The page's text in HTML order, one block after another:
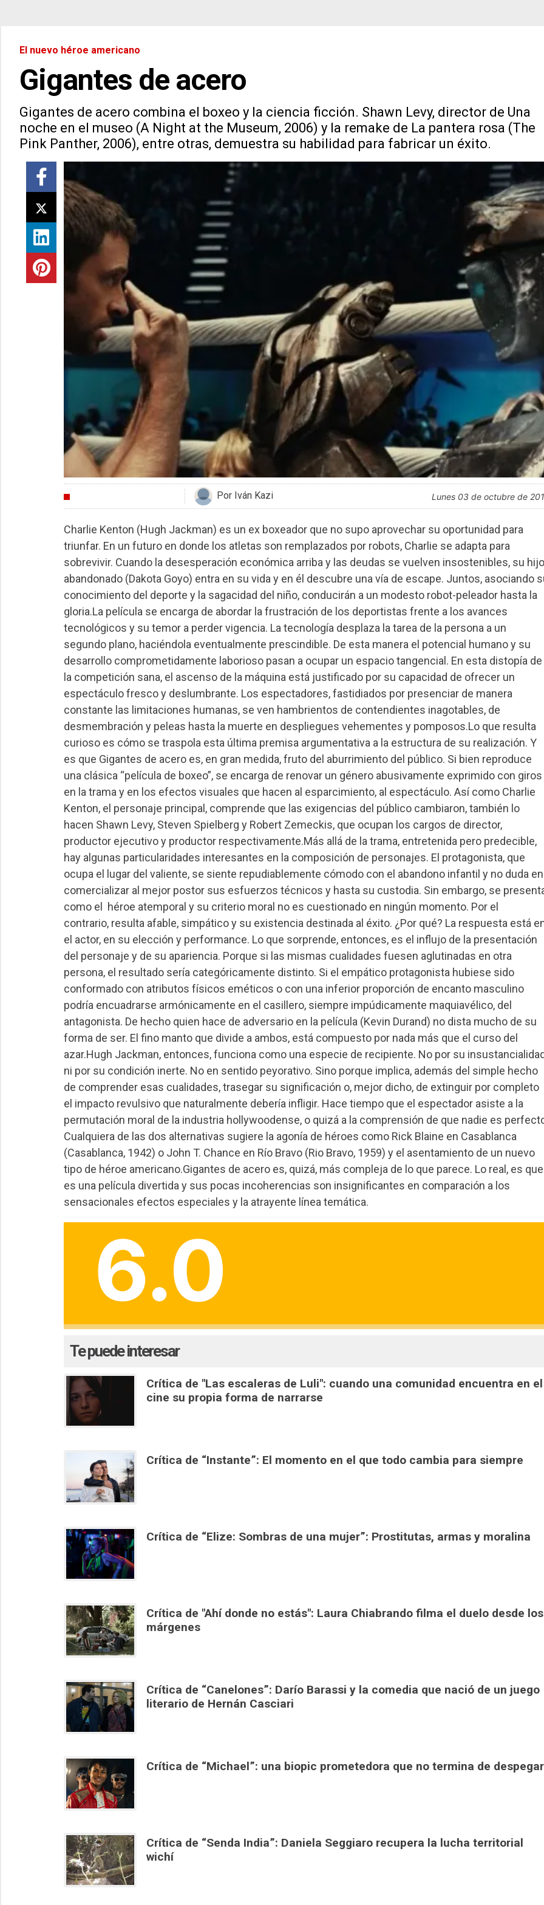
El nuevo héroe americano
Gigantes de acero
Gigantes de acero combina el boxeo y la ciencia ficción. Shawn Levy, director de Una
noche en el museo (A Night at the Museum, 2006) y la remake de La pantera rosa (The
Pink Panther, 2006), entre otras, demuestra su habilidad para fabricar un éxito.
Por Iván Kazi lunes 03 de octubre de
Charlie Kenton (Hugh Jackman) es un ex boxeador que no supo aprovechar su oportunidad para
triunfar. En un futuro en donde los atletas son remplazados por robots, Charlie se adapta para
sobrevivir. Cuando la desesperación económica arriba y las deudas se vuelven insostenibles, su hijo
abandonado (Dakota Goyo) entra en su vida y en él descubre una vía de escape. Juntos, asociando
conocimiento del deporte y la sagacidad del niño, conducirán a un modesto robot-peleador hasta la
gloria.La película se encarga de abordar la frustración de los deportistas frente a los avances
tecnológicos y su temor a perder vigencia. La tecnología desplaza la tarea de la persona a un
segundo plano, haciéndola eventualmente prescindible. De esta manera el potencial humano y su
desarrollo comprometidamente laborioso pasan a ocupar un espacio tangencial. En esta distopía de
la competición sana, el ascenso de la máquina está justificado por su capacidad de ofrecer un
espectáculo fresco y deslumbrante. Los espectadores, fastidiados por presenciar de manera
constante las limitaciones humanas, se ven hambrientos de contendientes inagotables, de
desmembración y peleas hasta la muerte en despliegues vehementes y pomposos.Lo que resulta
curioso es cómo se traspola esta última premisa argumentativa a la estructura de su realización. Y
es que Gigantes de acero es, en gran medida, fruto del aburrimiento del público. Si bien reproduce
una clásica “película de boxeo”, se encarga de renovar un género abusivamente exprimido con giros
en la trama y en los efectos visuales que hacen al esparcimiento, al espectáculo. Así como Charlie
Kenton, el personaje principal, comprende que las exigencias del público cambiaron, también lo
hacen Shawn Levy, Steven Spielberg y Robert Zemeckis, que ocupan los cargos de director,
productor ejecutivo y productor respectivamente.Más allá de la trama, entretenida pero predecible,
hay algunas particularidades interesantes en la composición de personajes. El protagonista, que
ocupa el lugar del valiente, se siente repudiablemente cómodo con el abandono infantil y no duda en
comercializar al mejor postor sus esfuerzos técnicos y hasta su custodia. Sin embargo, se
como el héroe atemporal y su criterio moral no es cuestionado en ningún momento. Por el
contrario, resulta afable, simpático y su existencia destinada al éxito. ¿Por qué? La respuesta está
el actor, en su elección y performance. Lo que sorprende, entonces, es el influjo de la presentación
del personaje y de su apariencia. Porque si las mismas cualidades fuesen aglutinadas en otra
persona, el resultado sería categóricamente distinto. Si el empático protagonista hubiese sido
conformado con atributos físicos eméticos o con una inferior proporción de encanto masculino
podría encuadrarse armónicamente en el casillero, siempre impúdicamente maquiavélico, del
antagonista. De hecho quien hace de adversario en la película (Kevin Durand) no dista mucho de su
forma de ser. El fino manto que divide a ambos, está compuesto por nada más que el curso del
azar.Hugh Jackman, entonces, funciona como una especie de recipiente. No por su
ni por su condición inerte. No en sentido peyorativo. Sino porque implica, además del simple hecho
de comprender esas cualidades, trasegar su significación o, mejor dicho, de extinguir por completo
el impacto revulsivo que naturalmente debería infligir. Hace tiempo que el espectador asiste a la
permutación moral de la industria hollywoodense, o quizá a la comprensión de que nadie es
Cualquiera de las dos alternativas sugiere la agonía de héroes como Rick Blaine en Casablanca
(Casablanca, 1942) o John T. Chance en Río Bravo (Rio Bravo, 1959) y el asentamiento de un nuevo
tipo de héroe americano.Gigantes de acero es, quizá, más compleja de lo que parece. Lo real, es que
es una película divertida y sus pocas incoherencias son insignificantes en comparación a los
sensacionales efectos especiales y la atrayente línea temática.
6.0
Te puede interesar
Crítica de "Las escaleras de Luli": cuando una comunidad encuentra en el
cine su propia forma de narrarse
Crítica de “Instante”: El momento en el que todo cambia para siempre
Crítica de “Elize: Sombras de una mujer”: Prostitutas, armas y moralina
Crítica de "Ahí donde no estás": Laura Chiabrando filma el duelo desde los
márgenes
Crítica de “Canelones”: Darío Barassi y la comedia que nació de un juego
literario de Hernán Casciari
Crítica de “Michael”: una biopic prometedora que no termina de despegar
Crítica de “Senda India”: Daniela Seggiaro recupera la lucha territorial
wichí